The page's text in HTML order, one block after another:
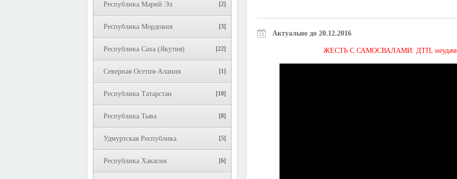
Республика Марий Эл [2]
Республика Мордовия [3]
Республика Саха (Якутия) [22]
Северная Осетия-Алания [1]
Республика Татарстан [10]
Республика Тыва [8]
Удмуртская Республика [5]
Республика Хакасия [6]
Актуально до 20.12.2016
ЖЕСТЬ С САМОСВАЛАМИ: ДТП,